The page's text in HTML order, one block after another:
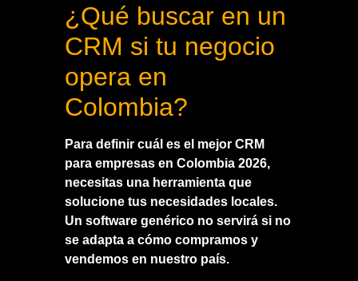
¿Qué buscar en un
CRM si tu negocio
opera en
Colombia?
Para definir cuál es el mejor CRM
para empresas en Colombia 2026,
necesitas una herramienta que
solucione tus necesidades locales.
Un software genérico no servirá si no
se adapta a cómo compramos y
vendemos en nuestro país.